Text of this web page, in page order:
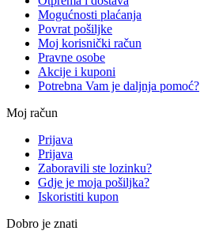
Mogućnosti plaćanja
Povrat pošiljke
Moj korisnički račun
Pravne osobe
Akcije i kuponi
Potrebna Vam je daljnja pomoć?
Moj račun
Prijava
Prijava
Zaboravili ste lozinku?
Gdje je moja pošiljka?
Iskoristiti kupon
Dobro je znati